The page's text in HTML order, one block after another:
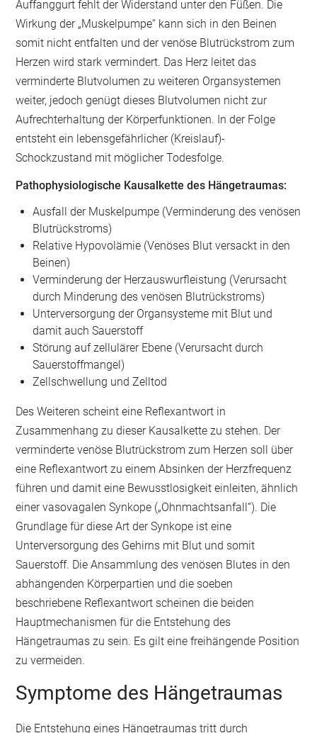
Auffanggurt fehlt der Widerstand unter den Füßen. Die
Wirkung der „Muskelpumpe“ kann sich in den Beinen
somit nicht entfalten und der venöse Blutrückstrom zum
Herzen wird stark vermindert. Das Herz leitet das
verminderte Blutvolumen zu weiteren Organsystemen
weiter, jedoch genügt dieses Blutvolumen nicht zur
Aufrechterhaltung der Körperfunktionen. In der Folge
entsteht ein lebensgefährlicher (Kreislauf)-
Schockzustand mit möglicher Todesfolge.
‍Pathophysiologische Kausalkette des Hängetraumas:
Ausfall der Muskelpumpe (Verminderung des venösen
Blutrückstroms)
Relative Hypovolämie (Venöses Blut versackt in den
Beinen)
Verminderung der Herzauswurfleistung (Verursacht
durch Minderung des venösen Blutrückstroms)
Unterversorgung der Organsysteme mit Blut und
damit auch Sauerstoff
Störung auf zellulärer Ebene (Verursacht durch
Sauerstoffmangel)
Zellschwellung und Zelltod
Des Weiteren scheint eine Reflexantwort in
Zusammenhang zu dieser Kausalkette zu stehen. Der
verminderte venöse Blutrückstrom zum Herzen soll über
eine Reflexantwort zu einem Absinken der Herzfrequenz
führen und damit eine Bewusstlosigkeit einleiten, ähnlich
einer vasovagalen Synkope („Ohnmachtsanfall“). Die
Grundlage für diese Art der Synkope ist eine
Unterversorgung des Gehirns mit Blut und somit
Sauerstoff. Die Ansammlung des venösen Blutes in den
abhängenden Körperpartien und die soeben
beschriebene Reflexantwort scheinen die beiden
Hauptmechanismen für die Entstehung des
Hängetraumas zu sein. Es gilt eine freihängende Position
zu vermeiden.
Symptome des Hängetraumas
Die Entstehung eines Hängetraumas tritt durch